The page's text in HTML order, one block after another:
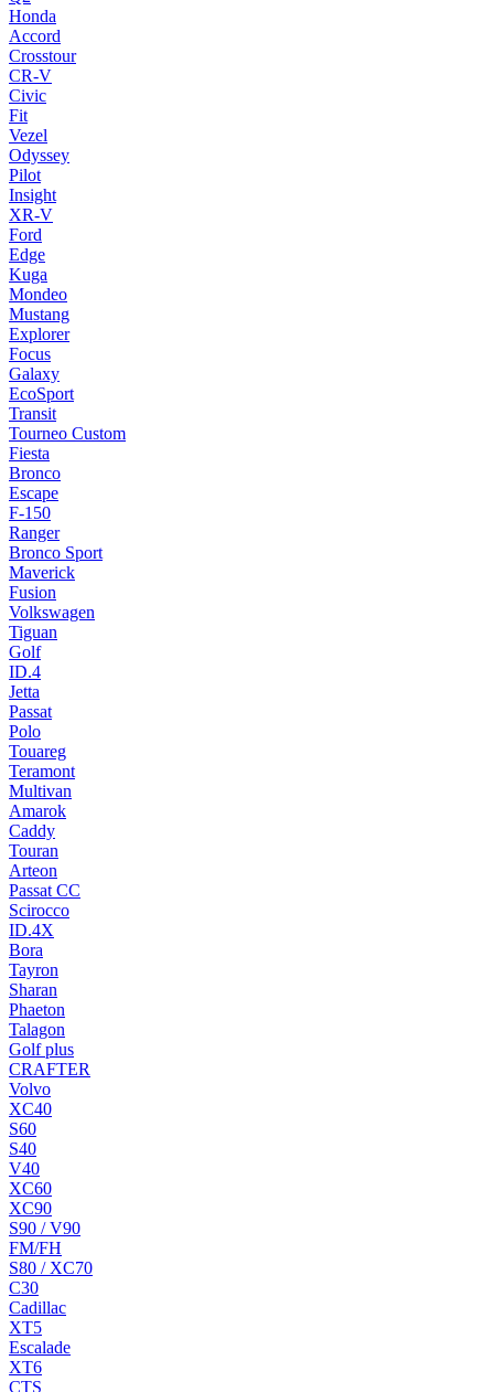
Honda
Accord
Crosstour
CR-V
Civic
Fit
Vezel
Odyssey
Pilot
Insight
XR-V
Ford
Edge
Kuga
Mondeo
Mustang
Explorer
Focus
Galaxy
EcoSport
Transit
Tourneo Custom
Fiesta
Bronco
Escape
F-150
Ranger
Bronco Sport
Maverick
Fusion
Volkswagen
Tiguan
Golf
ID.4
Jetta
Passat
Polo
Touareg
Teramont
Multivan
Amarok
Caddy
Touran
Arteon
Passat CC
Scirocco
ID.4X
Bora
Tayron
Sharan
Phaeton
Talagon
Golf plus
CRAFTER
Volvo
XC40
S60
S40
V40
XC60
XC90
S90 / V90
FM/FH
S80 / XC70
C30
Cadillac
XT5
Escalade
XT6
CTS